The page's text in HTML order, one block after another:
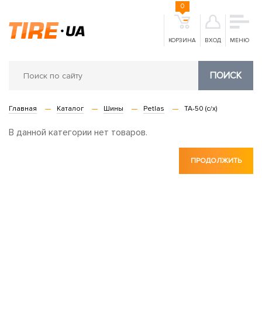
КОРЗИНА
0
ВХОД МЕНЮ
ПОИСК
Главная Каталог Шины Petlas TA-50 (с/х)
В данной категории нет товаров.
ПРОДОЛЖИТЬ